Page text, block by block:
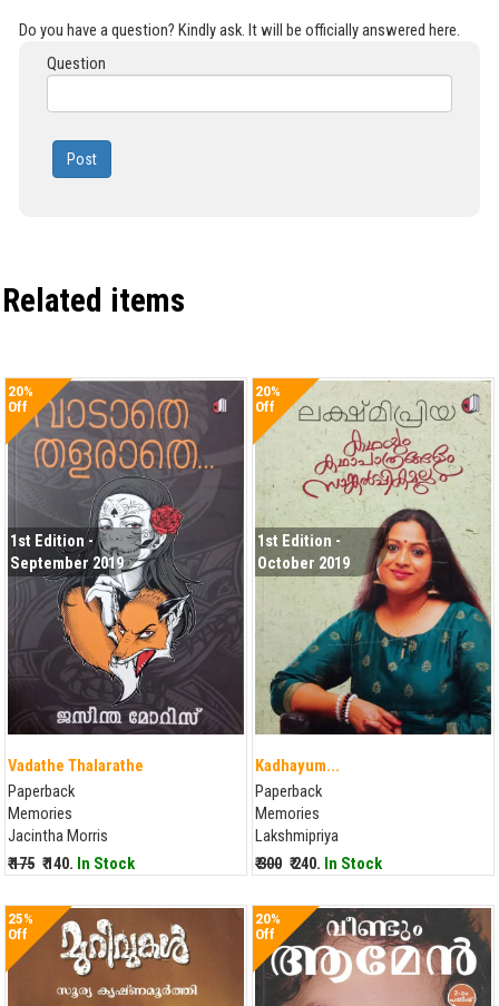
Do you have a question? Kindly ask. It will be officially answered here.
Question
Post
Related items
20%
Off
1st Edition -
September 2019
Vadathe Thalarathe
Paperback
Memories
Jacintha Morris
₹ 175 ₹ 140. In Stock
20%
Off
1st Edition -
October 2019
Kadhayum...
Paperback
Memories
Lakshmipriya
₹ 300 ₹ 240. In Stock
25%
Off
20%
Off